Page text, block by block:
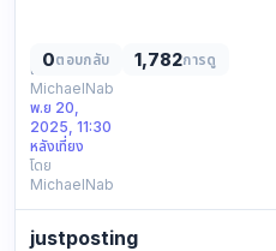
основно…
session
posting
a
note
about
it
basic
outline,
เริ่มโดย
MichaelNab
พ.ย 20,
2025, 11:30
หลังเที่ยง
โดย
MichaelNab
0ตอบกลับ 1,782การดู
justposting